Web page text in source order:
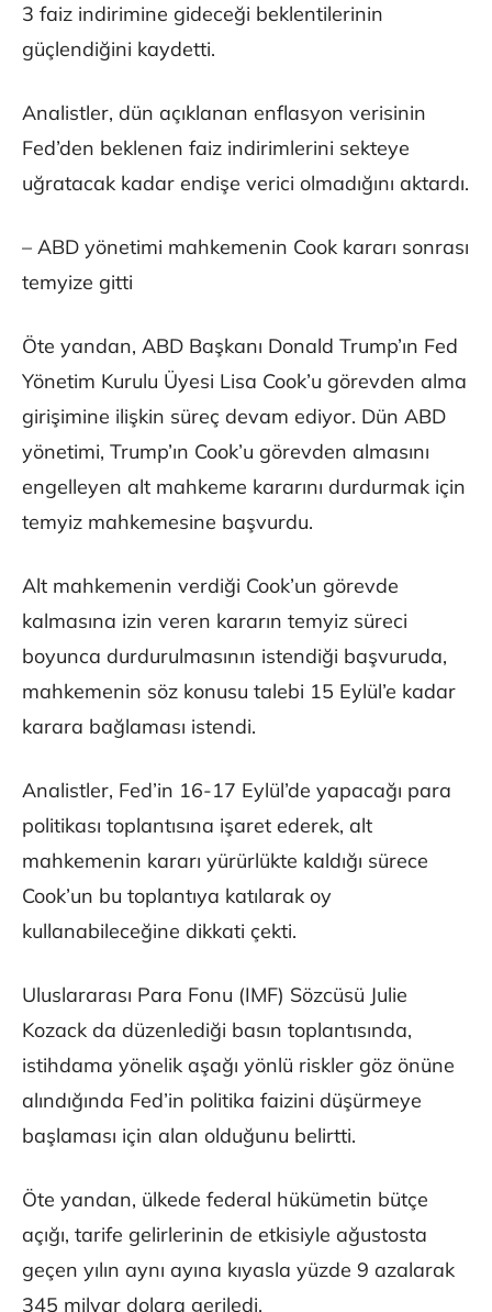
3 faiz indirimine gideceği beklentilerinin
güçlendiğini kaydetti.
Analistler, dün açıklanan enflasyon verisinin
Fed’den beklenen faiz indirimlerini sekteye
uğratacak kadar endişe verici olmadığını aktardı.
– ABD yönetimi mahkemenin Cook kararı sonrası
temyize gitti
Öte yandan, ABD Başkanı Donald Trump’ın Fed
Yönetim Kurulu Üyesi Lisa Cook’u görevden alma
girişimine ilişkin süreç devam ediyor. Dün ABD
yönetimi, Trump’ın Cook’u görevden almasını
engelleyen alt mahkeme kararını durdurmak için
temyiz mahkemesine başvurdu.
Alt mahkemenin verdiği Cook’un görevde
kalmasına izin veren kararın temyiz süreci
boyunca durdurulmasının istendiği başvuruda,
mahkemenin söz konusu talebi 15 Eylül’e kadar
karara bağlaması istendi.
Analistler, Fed’in 16-17 Eylül’de yapacağı para
politikası toplantısına işaret ederek, alt
mahkemenin kararı yürürlükte kaldığı sürece
Cook’un bu toplantıya katılarak oy
kullanabileceğine dikkati çekti.
Uluslararası Para Fonu (IMF) Sözcüsü Julie
Kozack da düzenlediği basın toplantısında,
istihdama yönelik aşağı yönlü riskler göz önüne
alındığında Fed’in politika faizini düşürmeye
başlaması için alan olduğunu belirtti.
Öte yandan, ülkede federal hükümetin bütçe
açığı, tarife gelirlerinin de etkisiyle ağustosta
geçen yılın aynı ayına kıyasla yüzde 9 azalarak
345 milyar dolara geriledi.